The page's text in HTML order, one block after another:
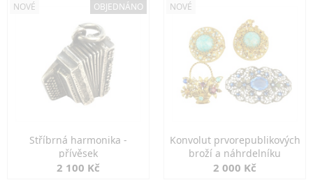
NOVÉ OBJEDNÁNO
Stříbrná harmonika -
přívěsek
2 100 Kč
NOVÉ
Konvolut prvorepublikových
broží a náhrdelníku
2 000 Kč